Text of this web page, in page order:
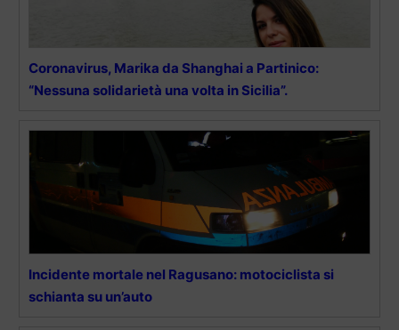
Coronavirus, Marika da Shanghai a Partinico:
“Nessuna solidarietà una volta in Sicilia”.
Incidente mortale nel Ragusano: motociclista si
schianta su un’auto